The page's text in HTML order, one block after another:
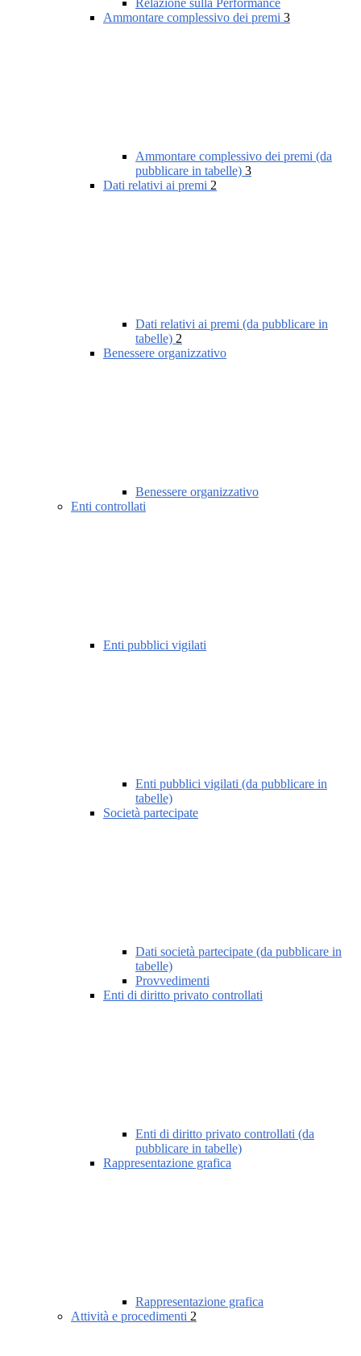
Relazione sulla Performance
Ammontare complessivo dei premi 3
Ammontare complessivo dei premi (da
pubblicare in tabelle) 3
Dati relativi ai premi 2
Dati relativi ai premi (da pubblicare in
tabelle) 2
Benessere organizzativo
Benessere organizzativo
Enti controllati
Enti pubblici vigilati
Enti pubblici vigilati (da pubblicare in
tabelle)
Società partecipate
Dati società partecipate (da pubblicare in
tabelle)
Provvedimenti
Enti di diritto privato controllati
Enti di diritto privato controllati (da
pubblicare in tabelle)
Rappresentazione grafica
Rappresentazione grafica
Attività e procedimenti 2